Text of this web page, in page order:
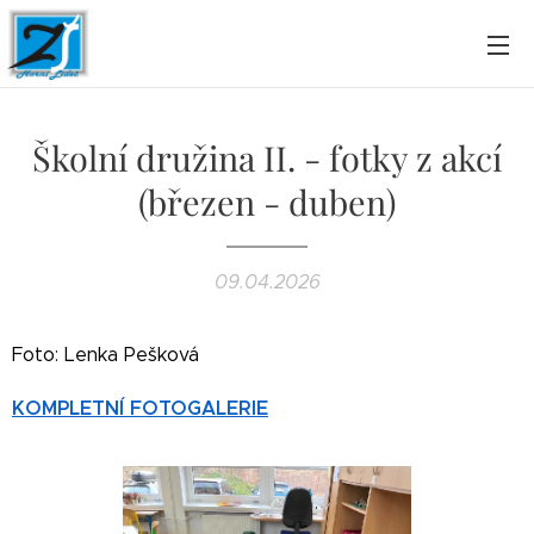
Školní družina II. - fotky z akcí
(březen - duben)
09.04.2026
Foto: Lenka Pešková
KOMPLETNÍ FOTOGALERIE